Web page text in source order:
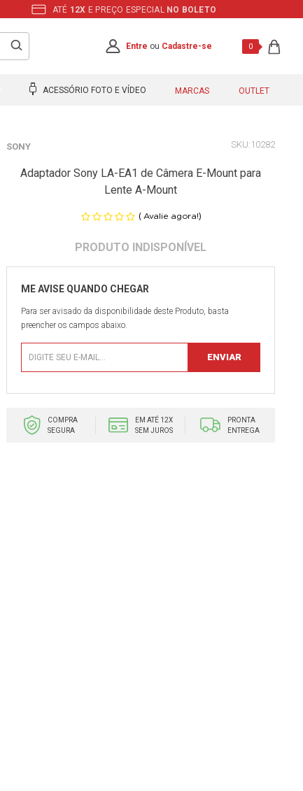
ATÉ 12X E PREÇO ESPECIAL NO BOLETO
Entre ou Cadastre-se 0
ACESSÓRIO FOTO E VÍDEO MARCAS OUTLET
SONY 10282
Adaptador Sony LA-EA1 de Câmera E-Mount para
Lente A-Mount
( Avalie agora!)
Para ser avisado da disponibilidade deste Produto, basta
preencher os campos abaixo.
COMPRA
SEGURA
EM ATÉ 12X
SEM JUROS
PRONTA
ENTREGA